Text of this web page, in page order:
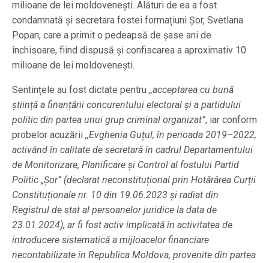
milioane de lei moldovenești. Alături de ea a fost
condamnată și secretara fostei formațiuni Șor, Svetlana
Popan, care a primit o pedeapsă de șase ani de
închisoare, fiind dispusă și confiscarea a aproximativ 10
milioane de lei moldovenești.
Sentințele au fost dictate pentru ,,acceptarea cu bună
știință a finanțării concurentului electoral și a partidului
politic din partea unui grup criminal organizat”, iar conform
probelor acuzării ,,Evghenia Guțul, în perioada 2019–2022,
activând în calitate de secretară în cadrul Departamentului
de Monitorizare, Planificare și Control al fostului Partid
Politic „Șor” (declarat neconstituțional prin Hotărârea Curții
Constituționale nr. 10 din 19.06.2023 și radiat din
Registrul de stat al persoanelor juridice la data de
23.01.2024), ar fi fost activ implicată în activitatea de
introducere sistematică a mijloacelor financiare
necontabilizate în Republica Moldova, provenite din partea